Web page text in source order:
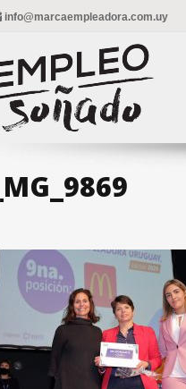
info@marcaempleadora.com.uy
_MG_9869